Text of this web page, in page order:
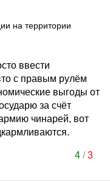
на территории
ввести
с правым рулём
выгоды от
за счёт
чинарей, вот
4/3